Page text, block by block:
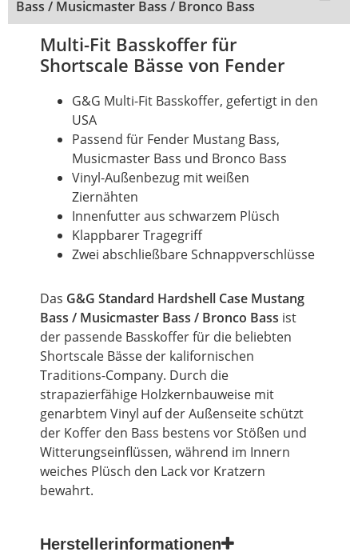
Bass / Musicmaster Bass / Bronco Bass
Multi-Fit Basskoffer für
Shortscale Bässe von Fender
G&G Multi-Fit Basskoffer, gefertigt in den
USA
Passend für Fender Mustang Bass,
Musicmaster Bass und Bronco Bass
Vinyl-Außenbezug mit weißen
Ziernähten
Innenfutter aus schwarzem Plüsch
Klappbarer Tragegriff
Zwei abschließbare Schnappverschlüsse
Das G&G Standard Hardshell Case Mustang
Bass / Musicmaster Bass / Bronco Bass ist
der passende Basskoffer für die beliebten
Shortscale Bässe der kalifornischen
Traditions-Company. Durch die
strapazierfähige Holzkernbauweise mit
genarbtem Vinyl auf der Außenseite schützt
der Koffer den Bass bestens vor Stößen und
Witterungseinflüssen, während im Innern
weiches Plüsch den Lack vor Kratzern
bewahrt.
Herstellerinformationen